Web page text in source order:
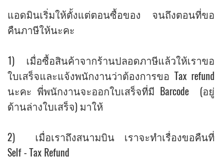
แอดมินเริ่มให้ตั้งแต่ตอนซื้อของ จนถึงตอนที่ขอ
คืนภาษีให้นะคะ
1) เมื่อซื้อสินค้าจากร้านปลอดภาษีแล้วให้เราขอ
ใบเสร็จและแจ้งพนักงานว่าต้องการขอ Tax refund
นะคะ พี่พนักงานจะออกใบเสร็จที่มี Barcode (อยู่
ด้านล่างใบเสร็จ) มาให้
2) เมื่อเราถึงสนามบิน เราจะทำเรื่องขอคืนที่
Self - Tax Refund